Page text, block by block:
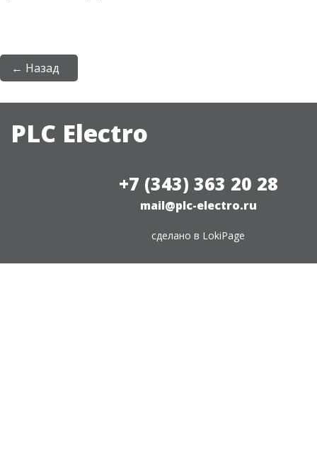
← Назад
PLC Electro
+7 (343) 363 20 28
mail@plc-electro.ru
сделано в LokiPage